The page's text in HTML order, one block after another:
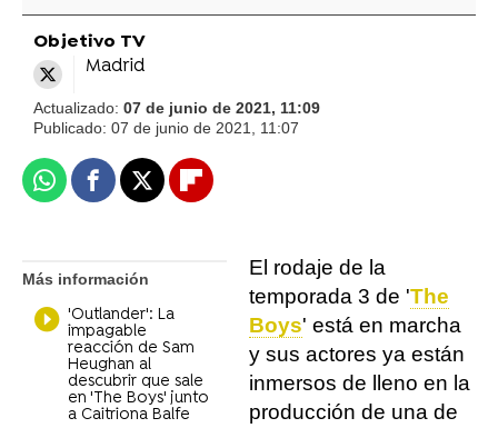
Objetivo TV
Madrid
Actualizado: 07 de junio de 2021, 11:09
Publicado: 07 de junio de 2021, 11:07
WhatsappFacebook
X Flipboard
Más información
'Outlander': La
impagable
reacción de Sam
Heughan al
descubrir que sale
en 'The Boys' junto
a Caitriona Balfe
El rodaje de la
temporada 3 de 'The
Boys' está en marcha
y sus actores ya están
inmersos de lleno en la
producción de una de